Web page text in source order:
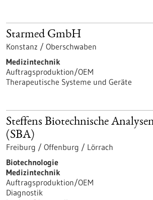
Starmed GmbH
Konstanz / Oberschwaben
Medizintechnik
Auftragsproduktion/OEM
Therapeutische Systeme und Geräte
Steffens Biotechnische
(SBA)
Freiburg / Offenburg / Lörrach
Biotechnologie
Medizintechnik
Auftragsproduktion/OEM
Diagnostik